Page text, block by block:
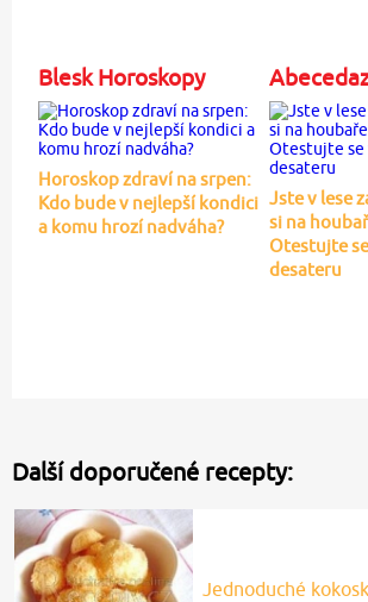
Blesk Horoskopy
Horoskop zdraví na srpen:
Kdo bude v nejlepší kondici
a komu hrozí nadváha?
Jste v lese
si na
Otestujte
desateru
Další doporučené recepty:
Jednoduché